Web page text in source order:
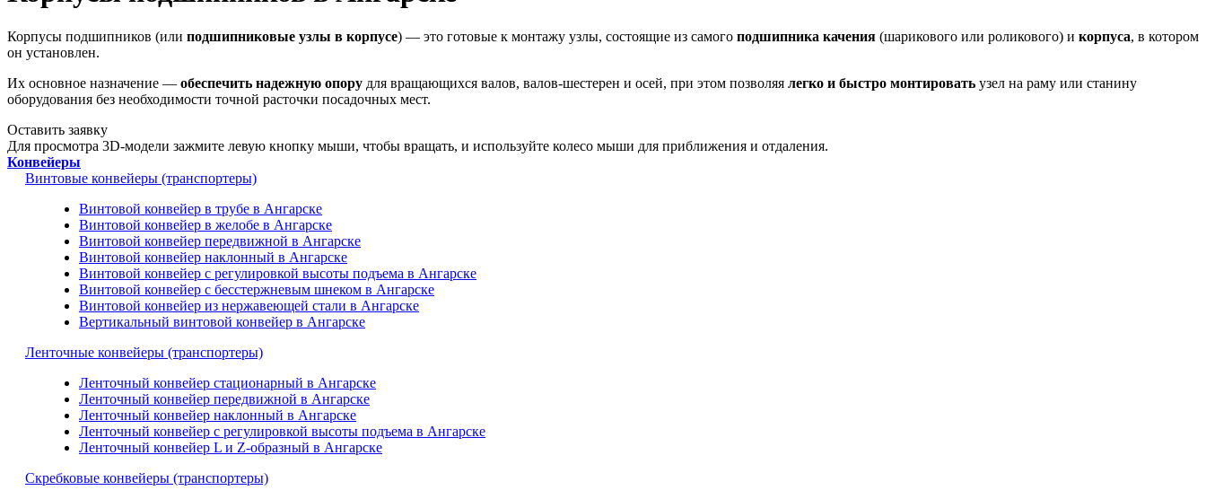
Корпусы подшипников (или подшипниковые узлы в корпусе) — это готовые к монтажу узлы, состоящие из самого подшипника качения (шарикового или роликового) и корпуса, в котором
он установлен.
Их основное назначение — обеспечить надежную опору для вращающихся валов, валов-шестерен и осей, при этом позволяя легко и быстро монтировать узел на раму или станину
оборудования без необходимости точной расточки посадочных мест.
Оставить заявку
Для просмотра 3D-модели зажмите левую кнопку мыши, чтобы вращать, и используйте колесо мыши для приближения и отдаления.
Конвейеры
Винтовые конвейеры (транспортеры)
Винтовой конвейер в трубе в Ангарске
Винтовой конвейер в желобе в Ангарске
Винтовой конвейер передвижной в Ангарске
Винтовой конвейер наклонный в Ангарске
Винтовой конвейер с регулировкой высоты подъема в Ангарске
Винтовой конвейер с бесстержневым шнеком в Ангарске
Винтовой конвейер из нержавеющей стали в Ангарске
Вертикальный винтовой конвейер в Ангарске
Ленточные конвейеры (транспортеры)
Ленточный конвейер стационарный в Ангарске
Ленточный конвейер передвижной в Ангарске
Ленточный конвейер наклонный в Ангарске
Ленточный конвейер с регулировкой высоты подъема в Ангарске
Ленточный конвейер L и Z-образный в Ангарске
Скребковые конвейеры (транспортеры)